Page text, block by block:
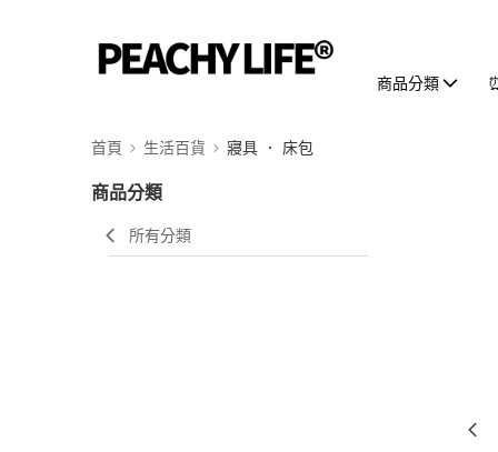
商品分類
首頁 生活百貨 寢具 ． 床包
商品分類
所有分類